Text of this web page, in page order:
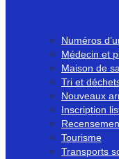
Numéros
Médecin et
Maison de
Tri et
Nouveaux
Inscription
Tourisme
Transports